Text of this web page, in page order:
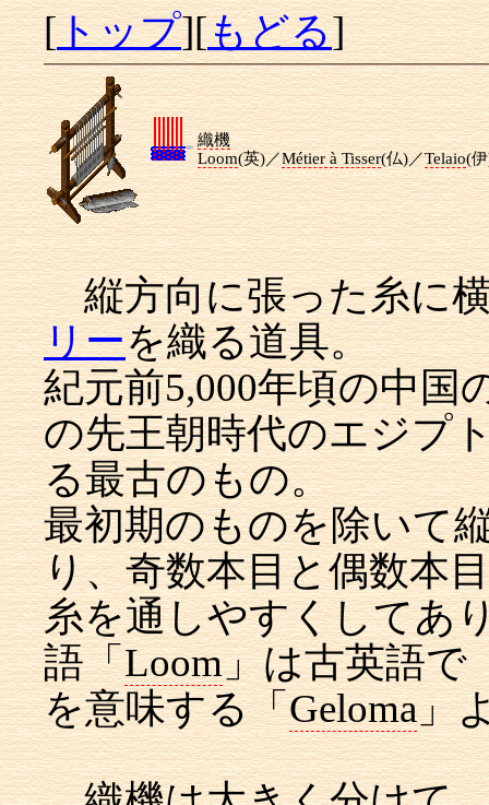
[トップ][もどる]
織機
Loom(英)／Métier à Tisser(仏)／Telaio(
縦方向に張った糸に
リーを織る道具。
紀元前5,000年頃の中国
の先王朝時代のエジプ
る最古のもの。
最初期のものを除いて
り、奇数本目と偶数本
糸を通しやすくしてあ
語「Loom」は古英語で
を意味する「Geloma」